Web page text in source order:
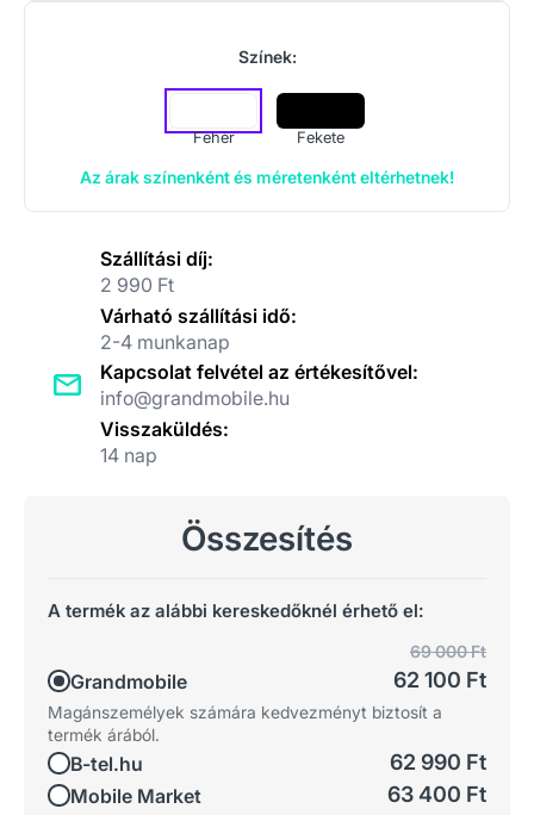
Színek:
Fehér Fekete
Az árak színenként és méretenként eltérhetnek!
Szállítási díj:
2 990 Ft
Várható szállítási idő:
2-4 munkanap
Kapcsolat felvétel az értékesítővel:
info@grandmobile.hu
Visszaküldés:
14 nap
Összesítés
A termék az alábbi kereskedőknél érhető el:
Grandmobile
69 000 Ft
62 100 Ft
Magánszemélyek számára kedvezményt biztosít a
termék árából.
B-tel.hu 62 990 Ft
Mobile Market 63 400 Ft